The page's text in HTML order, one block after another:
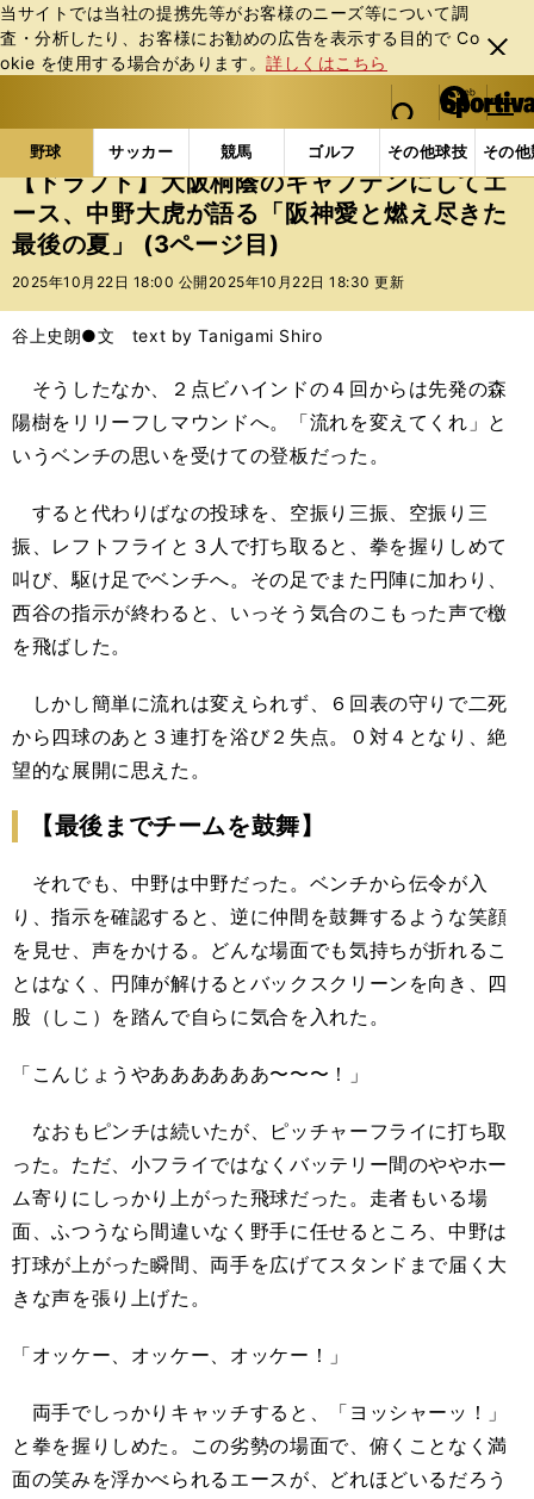
当サイトでは当社の提携先等がお客様のニーズ等について調
査・分析したり、お客様にお勧めの広告を表⽰する⽬的で Co
okie を使⽤する場合があります。詳しくはこちら
閉じ
る
web Sportiva (webスポルティーバ)
検索
マイペ
ー
ジ
メニュ
野球 サッカー 競馬 ゴルフ その他球技 その
b
ス
ポ
ル
テ
ー
バ
野球の記事一覧 高校野球他 【ドラフト】大阪桐蔭
【ドラフト】大阪桐蔭のキャプテンにしてエ
ース、中野大虎が語る「阪神愛と燃え尽きた
最後の夏」 (3ページ目)
2025年10月22日 18:00 公開 2025年10月22日 18:30 更新
谷上史朗●文 text by Tanigami Shiro
そうしたなか、２点ビハインドの４回からは先発の森
陽樹をリリーフしマウンドへ。「流れを変えてくれ」と
いうベンチの思いを受けての登板だった。
すると代わりばなの投球を、空振り三振、空振り三
振、レフトフライと３人で打ち取ると、拳を握りしめて
叫び、駆け足でベンチへ。その足でまた円陣に加わり、
西谷の指示が終わると、いっそう気合のこもった声で檄
を飛ばした。
しかし簡単に流れは変えられず、６回表の守りで二死
から四球のあと３連打を浴び２失点。０対４となり、絶
望的な展開に思えた。
【最後までチームを鼓舞】
それでも、中野は中野だった。ベンチから伝令が入
り、指示を確認すると、逆に仲間を鼓舞するような笑顔
を見せ、声をかける。どんな場面でも気持ちが折れるこ
とはなく、円陣が解けるとバックスクリーンを向き、四
股（しこ）を踏んで自らに気合を入れた。
「こんじょうやああああああ〜〜〜！」
なおもピンチは続いたが、ピッチャーフライに打ち取
った。ただ、小フライではなくバッテリー間のややホー
ム寄りにしっかり上がった飛球だった。走者もいる場
面、ふつうなら間違いなく野手に任せるところ、中野は
打球が上がった瞬間、両手を広げてスタンドまで届く大
きな声を張り上げた。
「オッケー、オッケー、オッケー！」
両手でしっかりキャッチすると、「ヨッシャーッ！」
と拳を握りしめた。この劣勢の場面で、俯くことなく満
面の笑みを浮かべられるエースが、どれほどいるだろう